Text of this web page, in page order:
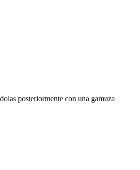
posteriormente con una gamuza